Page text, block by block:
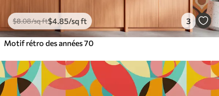
$8.08/sq ft$4 .85/sq ft 3
Motif rétro des années 70